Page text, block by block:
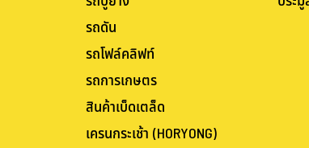
รถดัน
รถโฟล์คลิฟท์
รถการเกษตร
สินค้าเบ็ดเตล็ด
เครนกระเช้า (HORYONG)